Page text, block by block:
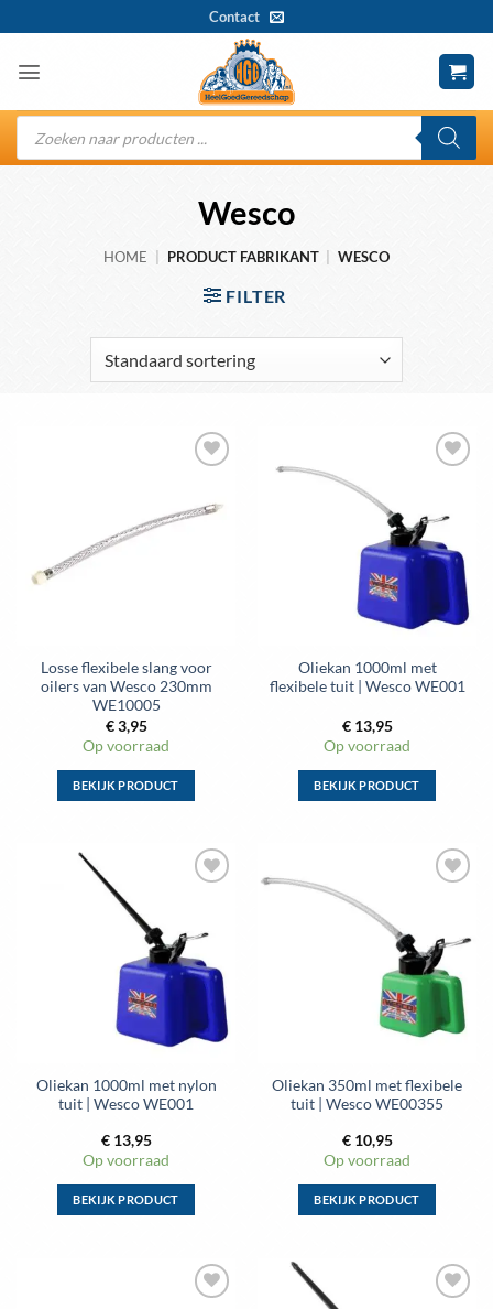
naar
inhoud
Contact
Producten
zoeken
Wesco
HOME PRODUCT FABRIKANT WESCO
FILTER
Losse flexibele slang voor
oilers van Wesco 230mm
WE10005
€3,95
Op voorraad
BEKIJK PRODUCT
variaties.
Deze
optie
kan
gekozen
worden
op
productpagina
Oliekan 1000ml met
flexibele tuit | Wesco WE001
€13,95
Op voorraad
BEKIJK PRODUCT
variaties.
Deze
optie
kan
gekozen
worden
productpagina
Oliekan 1000ml met nylon
tuit | Wesco WE001
€13,95
Op voorraad
BEKIJK PRODUCT
Oliekan 350ml met flexibele
tuit | Wesco WE00355
€10,95
Op voorraad
BEKIJK PRODUCT